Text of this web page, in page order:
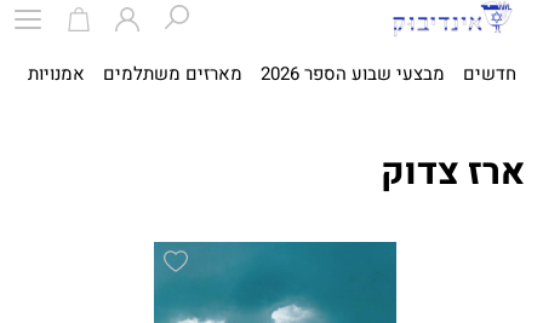
חדשים מבצעי שבוע הספר 2026 מארזים משתלמים אמנויות
ארז צדוק